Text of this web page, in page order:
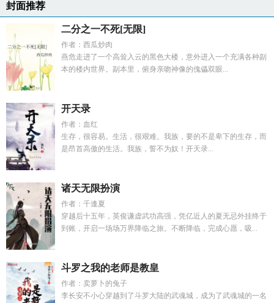
封面推荐
二分之一不死[无限]
作者：西瓜炒肉
燕危走进了一个高耸入云的黑色大楼，意外进入一个充满各种副
本的楼内世界。副本里，俯身亲吻神像的傀儡双眼...
开天录
作者：血红
生存，很容易。生活，很艰难。我族，要的不是卑下的生存，而
是昂首高傲的生活。我族，誓不为奴！开天录...
诸天无限扮演
作者：千逢夏
穿越后十五年，英俊谦虚武功高强，凭亿近人的夏无忌外挂终于
到账，开启一场场万界降临之旅。不断降临，完成心愿，吸...
斗罗之我的老师是教皇
作者：卖萝卜的兔子
李长安不小心穿越到了斗罗大陆的武魂城，成为了武魂城的一名